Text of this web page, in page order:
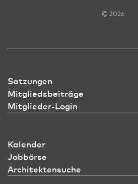
© 2026
Satzungen
Mitgliedsbeiträge
Mitglieder-Login
Kalender
Jobbörse
Architektensuche